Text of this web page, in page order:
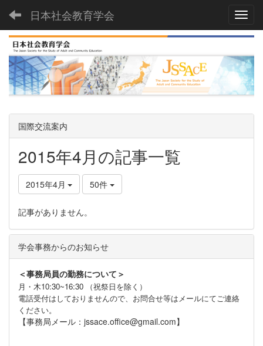
日本社会教育学会
国際交流案内
2015年4月の記事一覧
2015年4月 50件
記事がありません。
学会事務からのお知らせ
＜事務局員の勤務について＞
月・木10:30~16:30 （祝祭日を除く）
電話受付はしておりませんので、お問合せ等はメールにてご連絡
ください。
【事務局メール：jssace.office@gmail.com】